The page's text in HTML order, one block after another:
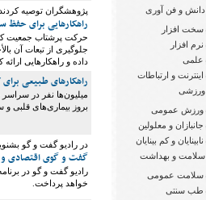
دانش و فن آوری
سخت افزار
نرم افزار
علمی
اینترنت و ارتباطات
ورزشی
ورزش عمومی
جانبازان و معلولین
نابینایان و کم بینایان
سلامت و بهداشت
سلامت عمومی
طب سنتی
پژوهشگران توصیه کردند
راهکارهایی برای
حرکت پرشتاب جمعیت
جلوگیری از تبعات آن
داده و راهکارهایی ارائه
راهکارهای طبیعی
میلیون‌ها نفر در سراسر
بروز بیماری‌های قلبی
در رادیو گفت و گو
گفت و گوی اقتصادی و
رادیو گفت و گو در
خواهد پرداخت.